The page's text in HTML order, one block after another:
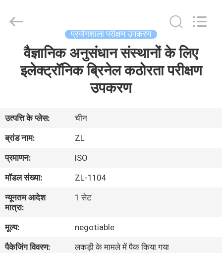
वीडियो
बारे
में
कारखाना
भ्रमण
Technology
प्रयोगशाला परीक्षण उपकरण
वैज्ञानिक अनुसंधान संस्थानों के लिए
इलेक्ट्रॉनिक ब्रिनेल कठोरता परीक्षण
उपकरण
उत्पत्ति के प्लेस:
चीन
ब्रांड नाम:
ZL
प्रमाणन:
ISO
मॉडल संख्या:
ZL-1104
न्यूनतम आदेश
मात्रा:
1 सेट
मूल्य:
negotiable
पैकेजिंग विवरण:
लकड़ी के मामले में पैक किया गया